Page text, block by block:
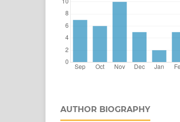
AUTHOR BIOGRAPHY